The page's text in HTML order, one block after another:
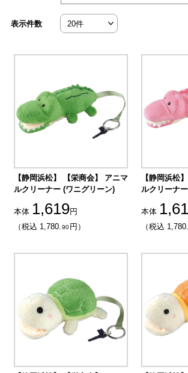
表示件数
【静岡浜松】 【栄商会】 アニマ
ルクリーナー (ワニグリーン)
本体 1,619円
（税込 1,780.90 円）
【静岡浜松
ルクリーナ
本体
（税込 1,780.